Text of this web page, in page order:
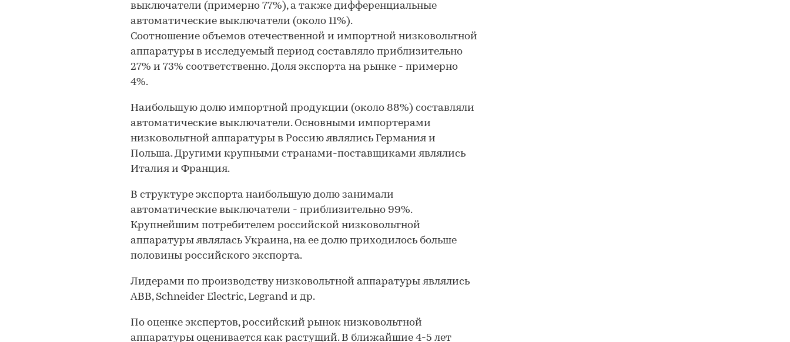
выключатели (примерно 77%), а также дифференциальные
автоматические выключатели (около 11%).
Соотношение объемов отечественной и импортной низковольтной
аппаратуры в исследуемый период составляло приблизительно
27% и 73% соответственно. Доля экспорта на рынке - примерно
4%.
Наибольшую долю импортной продукции (около 88%) составляли
автоматические выключатели. Основными импортерами
низковольтной аппаратуры в Россию являлись Германия и
Польша. Другими крупными странами-поставщиками являлись
Италия и Франция.
В структуре экспорта наибольшую долю занимали
автоматические выключатели - приблизительно 99%.
Крупнейшим потребителем российской низковольтной
аппаратуры являлась Украина, на ее долю приходилось больше
половины российского экспорта.
Лидерами по производству низковольтной аппаратуры являлись
ABB, Schneider Electric, Legrand и др.
По оценке экспертов, российский рынок низковольтной
аппаратуры оценивается как растущий. В ближайшие 4-5 лет